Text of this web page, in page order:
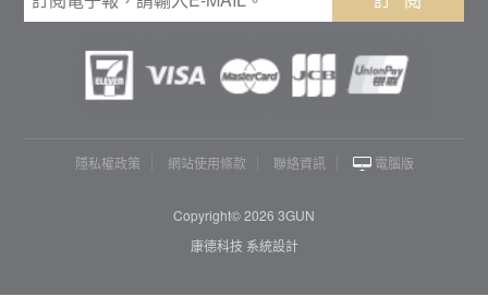
隱私權政策 網站使用條款 聯絡資訊 電腦版
Copyright© 2026 3GUN
康德科技 系統設計